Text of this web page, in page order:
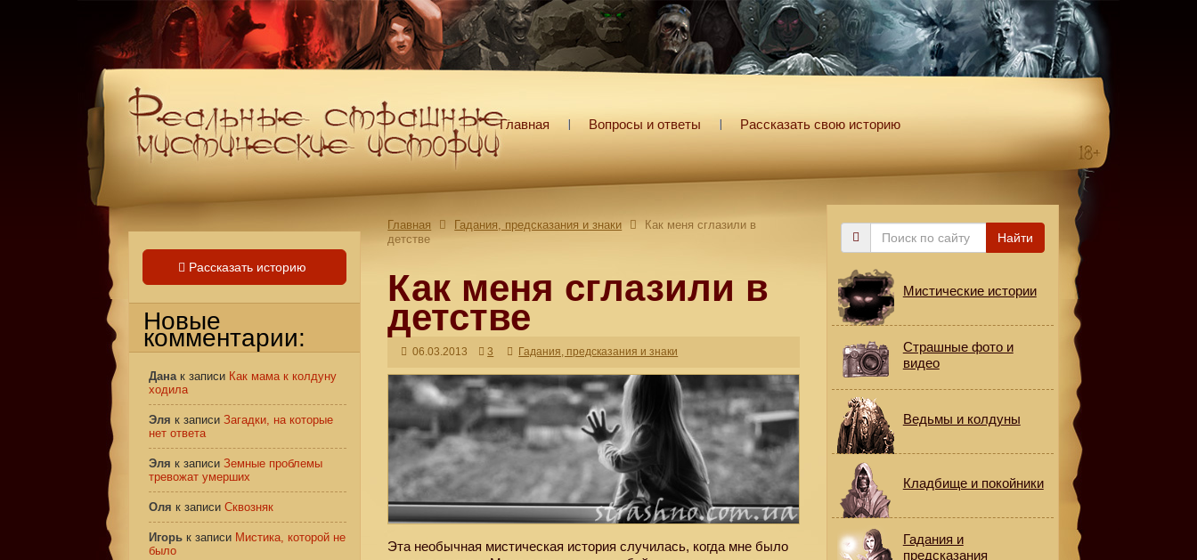
Главная Вопросы и ответы Рассказать свою историю
Главная Гадания, предсказания и знаки
Как меня сглазили в
детстве
Как меня сглазили в
детстве
06.03.2013 3 Гадания, предсказания и знаки
Эта необычная мистическая история случилась, когда мне было
Рассказать историю
Новые
комментарии:
Данак записи Как мама к колдуну
ходила
Эля к записи Загадки, на которые
нет ответа
Эля к записи Земные проблемы
тревожат умерших
Оля к записи Сквозняк
Игорь к записи Мистика, которой не
было
Поиск
Найти
Мистические истории
Страшные фото и
видео
Ведьмы и колдуны
Кладбище и покойники
Гадания и
предсказания